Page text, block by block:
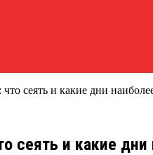
сеять и какие дни
сеять и какие